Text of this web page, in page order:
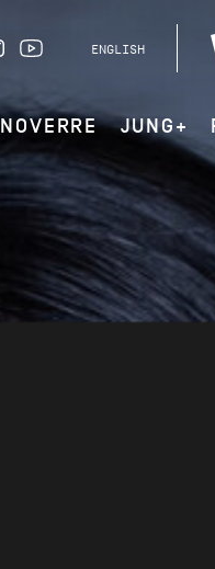
ENGLISH
NOVERRE JUNG+